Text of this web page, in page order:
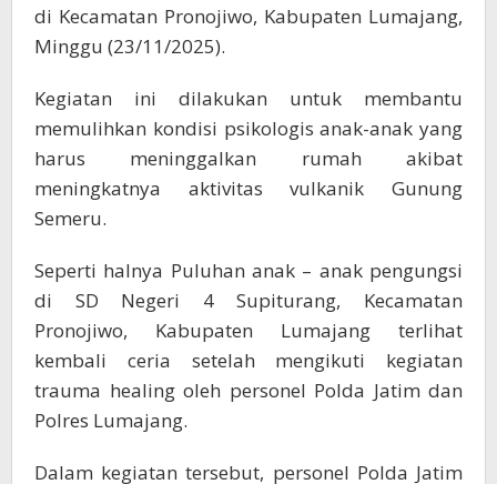
di Kecamatan Pronojiwo, Kabupaten Lumajang,
Minggu (23/11/2025).
Kegiatan ini dilakukan untuk membantu
memulihkan kondisi psikologis anak-anak yang
harus meninggalkan rumah akibat
meningkatnya aktivitas vulkanik Gunung
Semeru.
Seperti halnya Puluhan anak – anak pengungsi
di SD Negeri 4 Supiturang, Kecamatan
Pronojiwo, Kabupaten Lumajang terlihat
kembali ceria setelah mengikuti kegiatan
trauma healing oleh personel Polda Jatim dan
Polres Lumajang.
Dalam kegiatan tersebut, personel Polda Jatim